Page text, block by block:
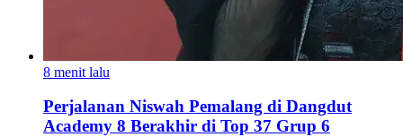
8 menit lalu
Perjalanan Niswah Pemalang di Dangdut
Academy 8 Berakhir di Top 37 Grup 6